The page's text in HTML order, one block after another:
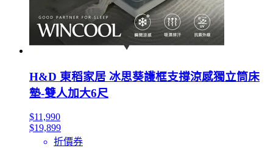
H&D 東稻家居 冰思葵護框支撐涼感獨立筒床
墊-雙人加大6尺
$11,990
$19,899
折價券